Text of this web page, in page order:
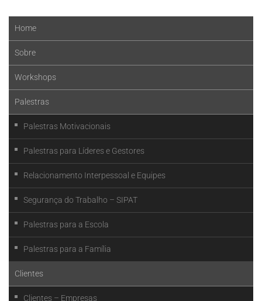
Home
Sobre
Workshops
Palestras
Palestras Motivacionais
Palestras para Líderes e Gestores
Relacionamento Interpessoal e Equipes
Segurança do Trabalho – SIPAT
Palestras para a Escola
Palestras para a Família
Clientes
Clientes – Empresas